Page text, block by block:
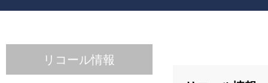
リコール情報